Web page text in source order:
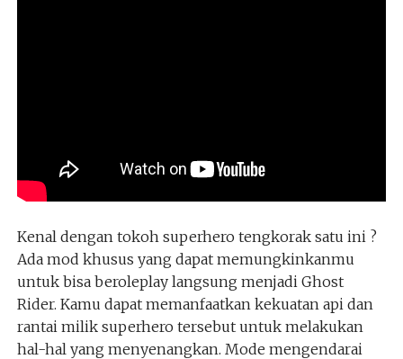
Kenal dengan tokoh superhero tengkorak satu ini ?
Ada mod khusus yang dapat memungkinkanmu
untuk bisa beroleplay langsung menjadi Ghost
Rider. Kamu dapat memanfaatkan kekuatan api dan
rantai milik superhero tersebut untuk melakukan
hal-hal yang menyenangkan. Mode mengendarai